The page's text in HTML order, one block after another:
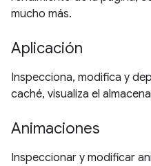
mucho más.
Aplicación
Inspecciona, modifica y
caché, visualiza el
Animaciones
Inspeccionar y modificar